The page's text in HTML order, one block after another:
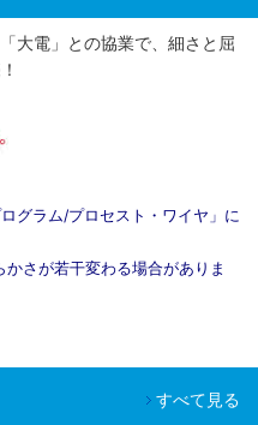
大電」との協業で、細さと屈
グラム/プロセスト・ワイヤ」に
さが若干変わる場合がありま
すべて見る